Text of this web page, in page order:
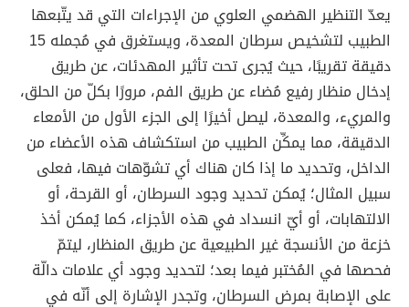
يعدّ التنظير الهضمي العلوي من الإجراءات التي قد يتّبعها
الطبيب لتشخيص سرطان المعدة، ويستغرق في مُجمله 15
دقيقة تقريبًا، حيث يُجرى تحت تأثير المهدئات، عن طريق
إدخال منظار رفيع مُضاء عن طريق الفم، مرورًا بكلّ من الحلق،
والمريء، والمعدة، ليصل أخيرًا إلى الجزء الأول من الأمعاء
الدقيقة، مما يمكِّن الطبيب من استكشاف هذه الأعضاء من
الداخل، وتحديد ما إذا كان هناك أي تشوّهات فيها، فعلى
سبيل المثال؛ يُمكن تحديد وجود السرطان، أو القرحة، أو
الالتهابات، أو أيّ انسداد في هذه الأجزاء، كما يُمكن أخذ
خزعة من الأنسجة غير الطبيعية عن طريق المنظار، ليتمّ
فحصها في المُختبر فيما بعد؛ لتحديد وجود أي علامات دالّة
على الإصابة بمرض السرطان، وتجدر الإشارة إلى أنّه في